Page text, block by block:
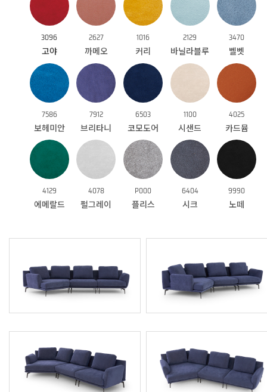
3096
고야
2627
까메오
1016
커리
2129
바닐라블루
3470
벨벳
7586
보헤미안
7912
브리타니
6503
코모도어
1100
시샌드
4025
카드뮴
4129
에메랄드
4078
펄그레이
P000
플리스
6404
시크
9990
노떼